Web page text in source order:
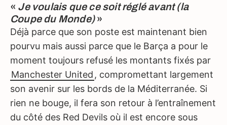
« Je voulais que ce soit réglé avant (la
Coupe du Monde)»
Déjà parce que son poste est maintenant bien
pourvu mais aussi parce que le Barça a pour le
moment toujours refusé les montants fixés par
Manchester United , compromettant largement
son avenir sur les bords de la Méditerranée. Si
rien ne bouge, il fera son retour à l’entraînement
du côté des Red Devils où il est encore sous